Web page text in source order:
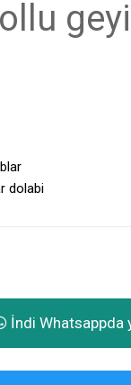
dolabi
İndi Whatsappda